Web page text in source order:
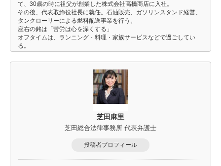
て、30歳の時に祖父が創業した株式会社高橋商店に入社。
その後、代表取締役社長に就任。石油販売、ガソリンスタンド経営、
タンクローリーによる燃料配送事業を行う。
座右の銘は「苦労は心を深くする」
オフタイムは、ランニング・料理・家族サービスなどで過ごしてい
る。
芝田麻里
芝田総合法律事務所 代表弁護士
投稿者プロフィール